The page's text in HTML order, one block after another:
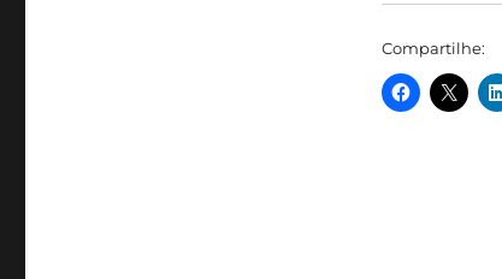
Compartilhe: